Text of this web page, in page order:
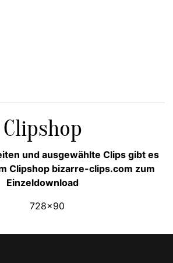
Clipshop
und ausgewählte Clips gibt es
Clipshop bizarre-clips.com zum
Einzeldownload